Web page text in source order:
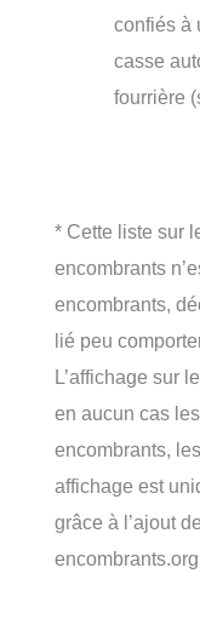
confiés à
casse
fourrière
* Cette liste sur
encombrants
encombrants,
lié peu
L’affichage sur
en aucun cas
encombrants,
affichage est
grâce à l’ajout